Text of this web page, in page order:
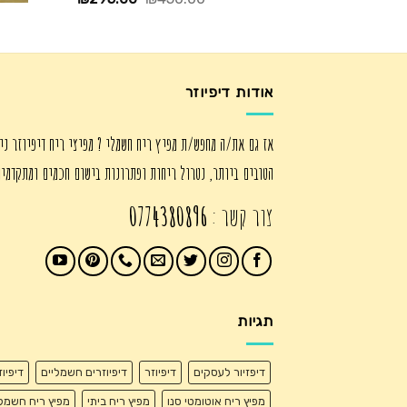
₪450.00.
₪295.00.
אודות דיפיוזר
אז גם את/ה מחפש/ת מפיץ ריח חשמלי ? מפיצי ריח דיפיוזר
הטובים ביותר, נטרול ריחות ופתרונות בישום חכמים
צור קשר : 0774380896
תגיות
דיפזיור לעסקים דיפיוזר דיפיוזרים חשמליים
מפיץ ריח אוטומטי סנו מפיץ ריח ביתי מפיץ ריח